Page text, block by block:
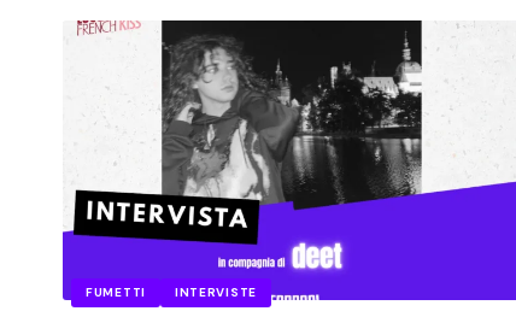
FUMETTI INTERVISTE